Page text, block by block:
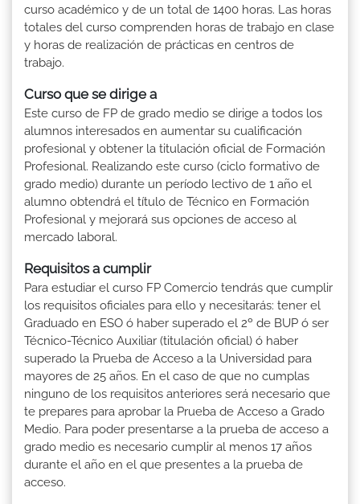
curso académico y de un total de 1400 horas. Las horas
totales del curso comprenden horas de trabajo en clase
y horas de realización de prácticas en centros de
trabajo.
Curso que se dirige a
Este curso de FP de grado medio se dirige a todos los
alumnos interesados en aumentar su cualificación
profesional y obtener la titulación oficial de Formación
Profesional. Realizando este curso (ciclo formativo de
grado medio) durante un período lectivo de 1 año el
alumno obtendrá el título de Técnico en Formación
Profesional y mejorará sus opciones de acceso al
mercado laboral.
Requisitos a cumplir
Para estudiar el curso FP Comercio tendrás que cumplir
los requisitos oficiales para ello y necesitarás: tener el
Graduado en ESO ó haber superado el 2º de BUP ó ser
Técnico-Técnico Auxiliar (titulación oficial) ó haber
superado la Prueba de Acceso a la Universidad para
mayores de 25 años. En el caso de que no cumplas
ninguno de los requisitos anteriores será necesario que
te prepares para aprobar la Prueba de Acceso a Grado
Medio. Para poder presentarse a la prueba de acceso a
grado medio es necesario cumplir al menos 17 años
durante el año en el que presentes a la prueba de
acceso.